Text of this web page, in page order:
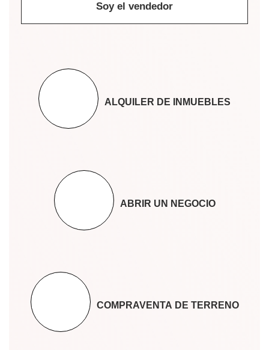
ALQUILER DE INMUEBLES
ABRIR UN NEGOCIO
COMPRAVENTA DE TERRENO
Soy el vendedor